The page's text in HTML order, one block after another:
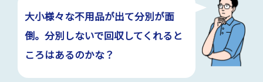
大小様々な不用品が出て分別が面
倒。分別しないで回収してくれると
ころはあるのかな？